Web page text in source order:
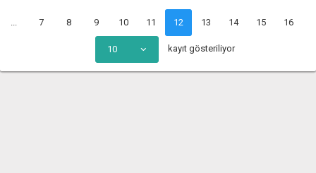
... 7 8 9 10 11 12 13 14 15 16
10 kayıt gösteriliyor